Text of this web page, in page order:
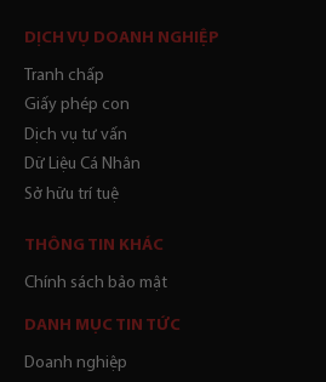
DỊCH VỤ DOANH NGHIỆP
Tranh chấp
Giấy phép con
Dịch vụ tư vấn
Dữ Liệu Cá Nhân
Sở hữu trí tuệ
THÔNG TIN KHÁC
Chính sách bảo mật
DANH MỤC TIN TỨC
Doanh nghiệp